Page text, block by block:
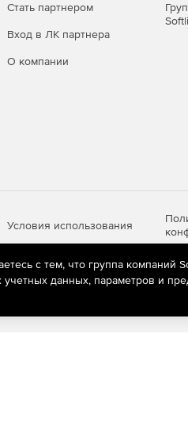
Стать партнером
Вход в ЛК партнера
О компании
Условия использования
(информационные
сети «Интернет», находящихся
с тем, что группа компаний
данных, параметров и